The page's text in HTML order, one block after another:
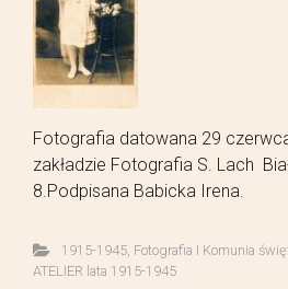
Fotografia datowana 29
zakładzie Fotografia S. Lach
8.Podpisana Babicka Irena.
1915-1945, Fotografia I Komunia
ATELIER lata 1915-1945